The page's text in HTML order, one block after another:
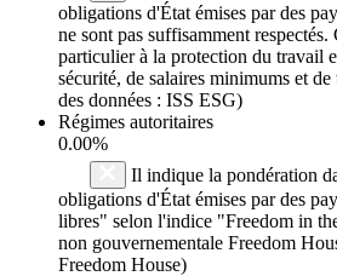
obligations d'État émises par des
ne sont pas suffisamment respectés.
particulier à la protection du travail
sécurité, de salaires minimums et
des données : ISS ESG)
Régimes autoritaires
0.00%
Il indique la pondération
obligations d'État émises par des
libres" selon l'indice "Freedom in
non gouvernementale Freedom
Freedom House)